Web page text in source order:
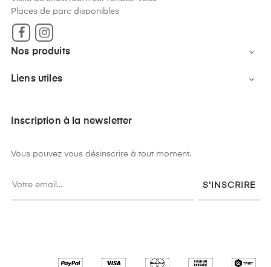
Places de parc disponibles
Facebook
Nos produits 
Liens utiles 
Inscription à la newsletter
Vous pouvez vous désinscrire à tout moment.
S'INSCRIRE